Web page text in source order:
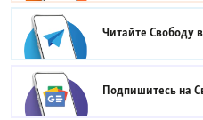
Читайте Свободу
Подпишитесь на